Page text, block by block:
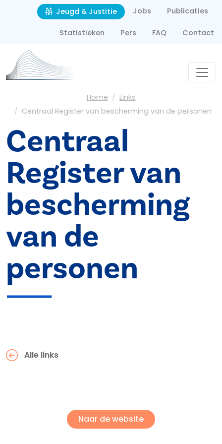
Overslaan en naar de inhoud gaan
Second navigation
Jeugd & Justitie Jobs Publicaties
Statistieken Pers FAQ Contact
Kruimelpad
Home
Links
Centraal Register van bescherming van de personen
Centraal
Register van
bescherming
van de
personen
Alle links
Naar de website